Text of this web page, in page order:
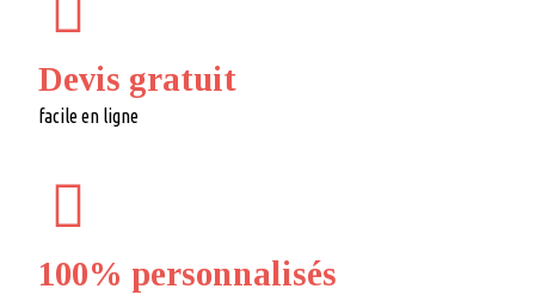
Devis gratuit
facile en ligne
100% personnalisés